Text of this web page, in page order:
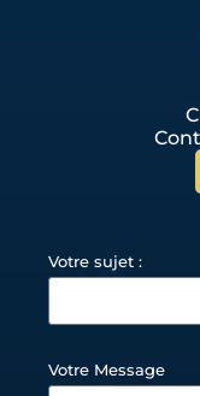
Votre sujet :
Votre Message